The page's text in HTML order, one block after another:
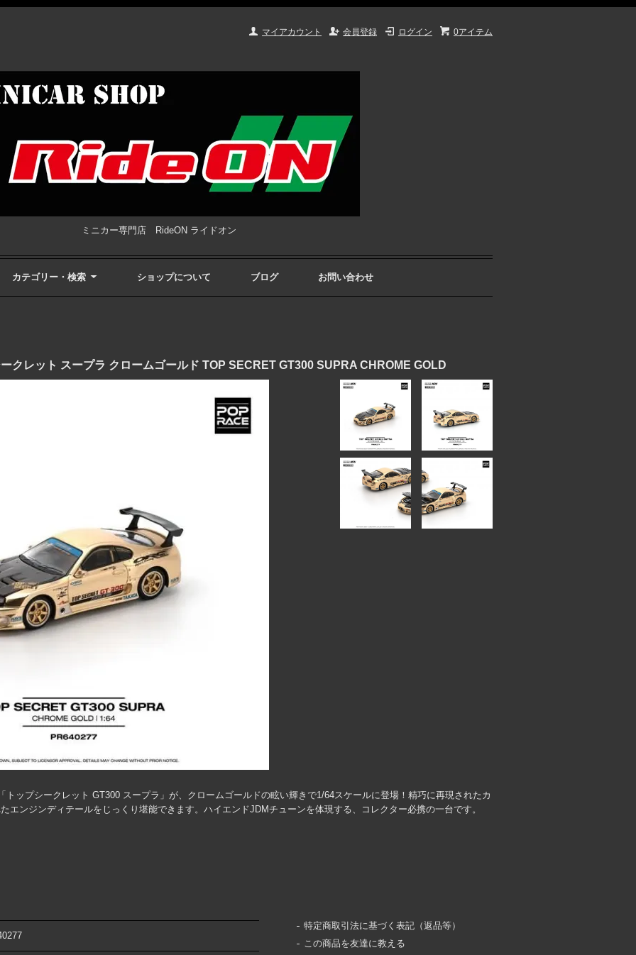
0アイテム
ログイン
会員登録
マイアカウント
ミニカー専門店 RideON ライドオン
カテゴリー・検索 ショップについて ブログ お問い合わせ
クレット スープラ クロームゴールド TOP SECRET GT300 SUPRA CHROME GOLD
ップシークレット GT300 スープラ」が、クロームゴールドの眩い輝きで1/64スケールに登場！精巧に再現されたカ
エンジンディテールをじっくり堪能できます。ハイエンドJDMチューンを体現する、コレクター必携の一台です。
特定商取引法に基づく表記（返品等）
この商品を友達に教える